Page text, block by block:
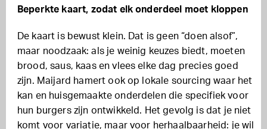
Beperkte kaart, zodat elk onderdeel moet kloppen
De kaart is bewust klein. Dat is geen “doen alsof”,
maar noodzaak: als je weinig keuzes biedt, moeten
brood, saus, kaas en vlees elke dag precies goed
zijn. Maijard hamert ook op lokale sourcing waar het
kan en huisgemaakte onderdelen die specifiek voor
hun burgers zijn ontwikkeld. Het gevolg is dat je niet
komt voor variatie, maar voor herhaalbaarheid: je wil